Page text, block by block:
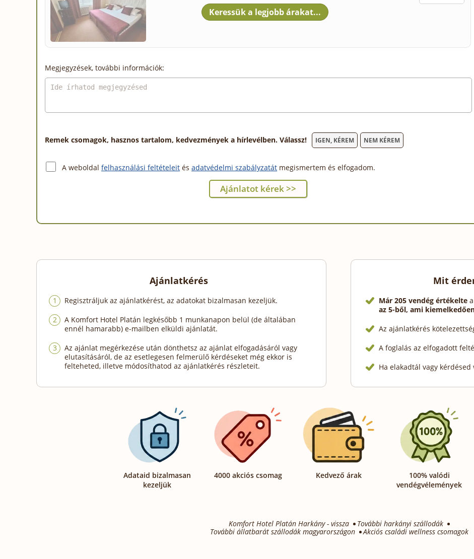
Megjegyzések, további információk:
Remek csomagok, hasznos tartalom, kedvezmények a hírlevélben. Válassz! IGEN, KÉREM NEM KÉREM
A weboldal felhasználási feltételeit és adatvédelmi szabályzatát megismertem és elfogadom.
Ajánlatkérés
Regisztráljuk az ajánlatkérést, az adatokat bizalmasan kezeljük.
A Komfort Hotel Platán legkésőbb 1 munkanapon belül (de általában
ennél hamarabb) e-mailben elküldi ajánlatát.
Az ajánlat megérkezése után dönthetsz az ajánlat elfogadásáról vagy
elutasításáról, de az esetlegesen felmerülő kérdéseket még ekkor is
felteheted, illetve módosíthatod az ajánlatkérés részleteit.
Mit
Már 205 vendég értékelte
az 5-ből, ami
Az ajánlatkérés
A foglalás az elfogadott
Ha elakadtál vagy
Adataid bizalmasan
kezeljük
4000 akciós csomag Kedvező árak
100% valódi
vendégvélemények
Komfort Hotel Platán Harkány - vissza
További harkányi szállodák
További állatbarát szállodák magyarországon
Akciós családi wellness csomagok